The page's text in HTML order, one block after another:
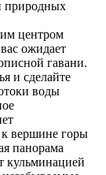
природных
центром
ожидает
гавани.
и сделайте
воды
вершине горы
панорама
кульминацией